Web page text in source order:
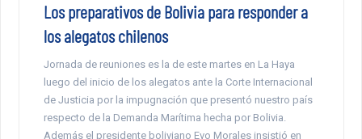
Los preparativos de Bolivia para responder a
los alegatos chilenos
Jornada de reuniones es la de este martes en La Haya
luego del inicio de los alegatos ante la Corte Internacional
de Justicia por la impugnación que presentó nuestro país
respecto de la Demanda Marítima hecha por Bolivia.
Además el presidente boliviano Evo Morales insistió en